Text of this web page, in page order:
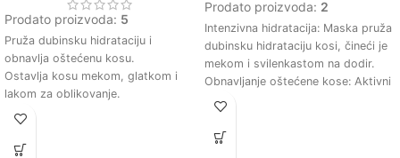
Prodato proizvoda: 5
Pruža dubinsku hidrataciju i
obnavlja oštećenu kosu.
Ostavlja kosu mekom, glatkom i
lakom za oblikovanje.
Sadrži prirodne sastojke koji
Štiti kosu od štetnih uticaja okoline
Prodato proizvoda: 2
Intenzivna hidratacija: Maska pruža
dubinsku hidrataciju kosi, čineći je
mekom i svilenkastom na dodir.
Obnavljanje oštećene kose: Aktivni
sastojci pomažu u obnavljanju
i ispucale krajeve.